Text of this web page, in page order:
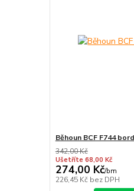
Běhoun BCF F744
342,00 Kč
Ušetříte 68,00 Kč
274,00 Kč/bm
226,45 Kč bez DPH